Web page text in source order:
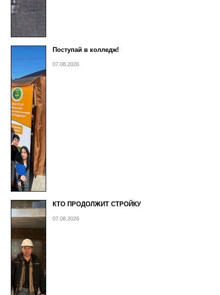
Поступай в колледж!
07.08.2026
КТО ПРОДОЛЖИТ СТРОЙКУ
07.08.2026